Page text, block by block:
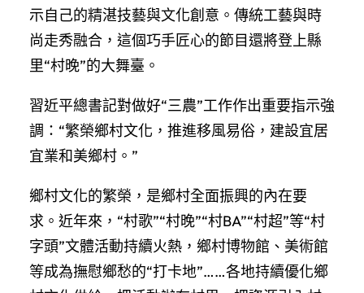
示自己的精湛技藝與文化創意。傳統工藝與時
尚走秀融合，這個巧手匠心的節目還將登上縣
里“村晚”的大舞臺。
習近平總書記對做好“三農”工作作出重要指示強
調：“繁榮鄉村文化，推進移風易俗，建設宜居
宜業和美鄉村。”
鄉村文化的繁榮，是鄉村全面振興的內在要
求。近年來，“村歌”“村晚”“村BA”“村超”等“村
字頭”文體活動持續火熱，鄉村博物館、美術館
等成為撫慰鄉愁的“打卡地”……各地持續優化鄉